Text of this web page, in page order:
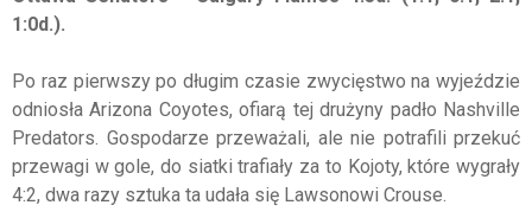
1:0d.).
Po raz pierwszy po długim czasie zwycięstwo na wyjeździe
odniosła Arizona Coyotes, ofiarą tej drużyny padło Nashville
Predators. Gospodarze przeważali, ale nie potrafili przekuć
przewagi w gole, do siatki trafiały za to Kojoty, które wygrały
4:2, dwa razy sztuka ta udała się Lawsonowi Crouse.